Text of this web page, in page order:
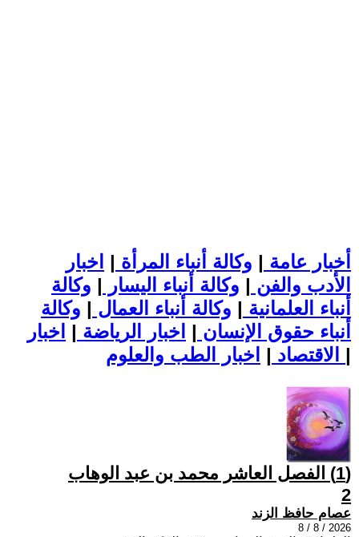
أخبار عامة | وكالة أنباء المرأة | اخبار
الأدب والفن | وكالة أنباء اليسار | وكالة
أنباء العلمانية | وكالة أنباء العمال | وكالة
أنباء حقوق الإنسان | اخبار الرياضة | اخبار
الاقتصاد | |
(1) الفصل العاشر محمد بن عبد الوهاب
2
عصام حافظ الزند
2026 / 8 / 8